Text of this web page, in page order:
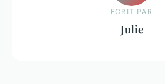
ECRIT PAR
Julie